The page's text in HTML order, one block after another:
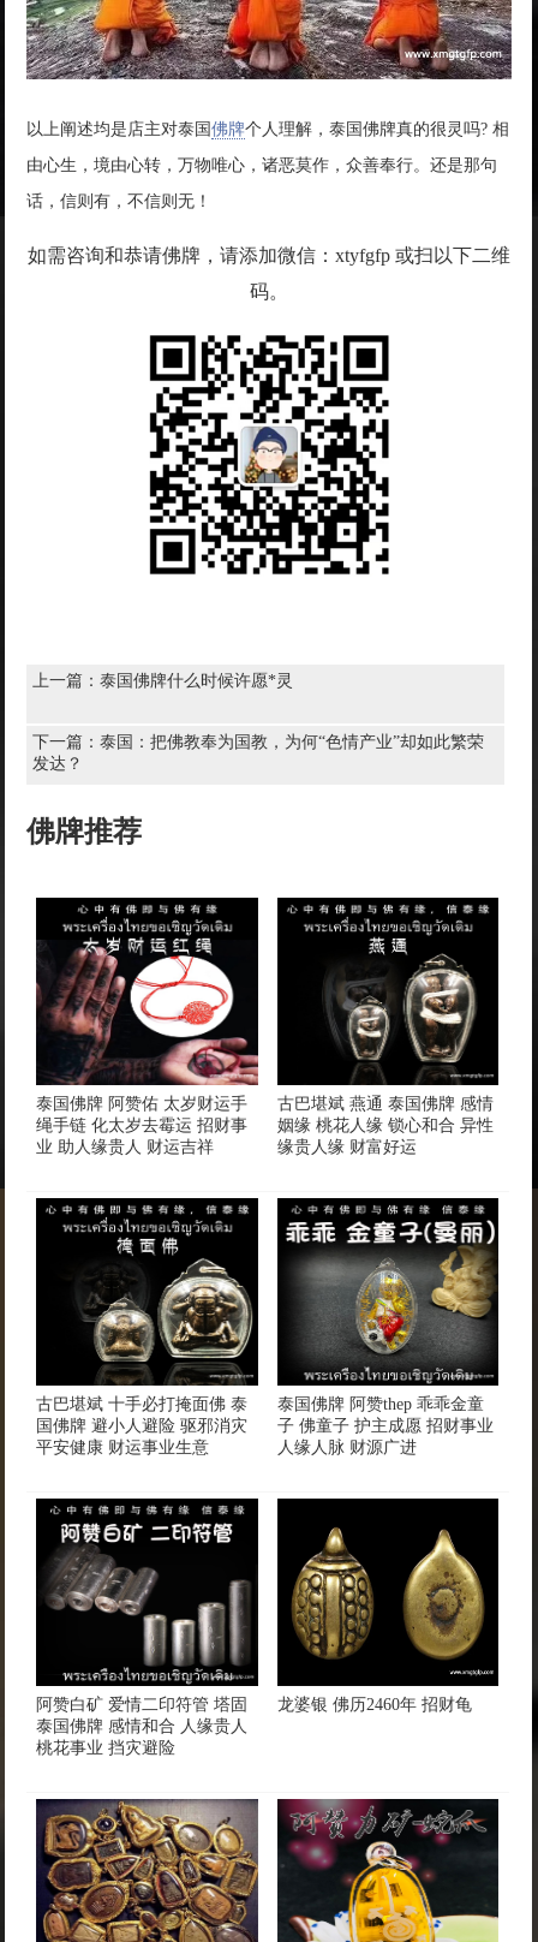
以上阐述均是店主对泰国佛牌个人理解，泰国佛牌真的很灵吗? 相
由心生，境由心转，万物唯心，诸恶莫作，众善奉行。还是那句
话，信则有，不信则无！
如需咨询和恭请佛牌，请添加微信：xtyfgfp 或扫以下二维
码。
上一篇：泰国佛牌什么时候许愿*灵
下一篇：泰国：把佛教奉为国教，为何“色情产业”却如此繁荣
发达？
佛牌推荐
泰国佛牌 阿赞佑 太岁财运手
绳手链 化太岁去霉运 招财事
业 助人缘贵人 财运吉祥
古巴堪斌 燕通 泰国佛牌 感情
姻缘 桃花人缘 锁心和合 异性
缘贵人缘 财富好运
古巴堪斌 十手必打掩面佛 泰
国佛牌 避小人避险 驱邪消灾
平安健康 财运事业生意
泰国佛牌 阿赞thep 乖乖金童
子 佛童子 护主成愿 招财事业
人缘人脉 财源广进
阿赞白矿 爱情二印符管 塔固
泰国佛牌 感情和合 人缘贵人
桃花事业 挡灾避险
​龙婆银 佛历2460年 招财龟